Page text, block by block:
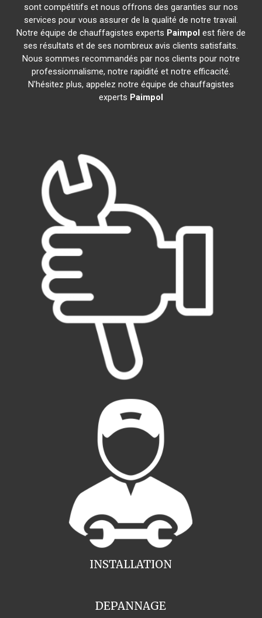
sont compétitifs et nous offrons des garanties sur nos
services pour vous assurer de la qualité de notre travail.
Notre équipe de chauffagistes experts Paimpol est fière de
ses résultats et de ses nombreux avis clients satisfaits.
Nous sommes recommandés par nos clients pour notre
professionnalisme, notre rapidité et notre efficacité.
N'hésitez plus, appelez notre équipe de chauffagistes
experts Paimpol
INSTALLATION
DEPANNAGE